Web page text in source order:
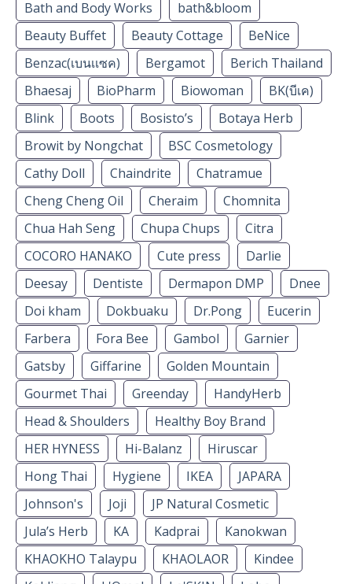
Bath and Body Works
bath&bloom
Beauty Buffet
Beauty Cottage
BeNice
Benzac(เบนเเซค)
Bergamot
Berich Thailand
Bhaesaj
BioPharm Biowoman
BK(บีเค)
Blink
Boots Bosisto’s
Botaya Herb
Browit by Nongchat
BSC Cosmetology
Cathy Doll
Chaindrite
Chatramue
Cheng Cheng Oil
Cheraim
Chomnita
Chua Hah Seng
Chupa Chups
Citra
COCORO HANAKO
Cute press
Darlie
Deesay
Dentiste Dermapon DMP
Dnee
Doi kham
Dokbuaku Dr.Pong
Eucerin
Farbera
Fora Bee Gambol
Garnier
Gatsby
Giffarine
Golden Mountain
Gourmet Thai
Greenday
HandyHerb
Head & Shoulders
Healthy Boy Brand
HER HYNESS
Hi-Balanz
Hiruscar
Hong Thai
Hygiene IKEA
JAPARA
Johnson's
Joji
JP Natural Cosmetic
Jula’s Herb
KA Kadprai
Kanokwan
KHAOKHO Talaypu
KHAOLAOR
Kindee